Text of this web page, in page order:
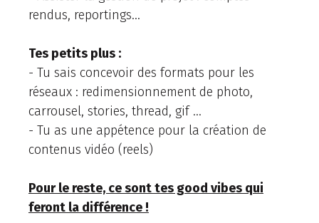
rendus, reportings…
Tes petits plus :
- Tu sais concevoir des formats pour les
réseaux : redimensionnement de photo,
carrousel, stories, thread, gif …
- Tu as une appétence pour la création de
contenus vidéo (reels)
Pour le reste, ce sont tes good vibes qui
feront la différence !